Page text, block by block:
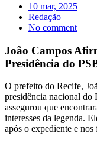
10 mar, 2025
Redação
No comment
João Campos
Presidência do
O prefeito do Recife,
presidência nacional do
assegurou que
interesses da legenda.
após o expediente e nos